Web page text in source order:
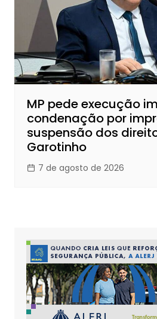
MP pede execução
condenação por
suspensão dos
Garotinho
7 de agosto de 2026